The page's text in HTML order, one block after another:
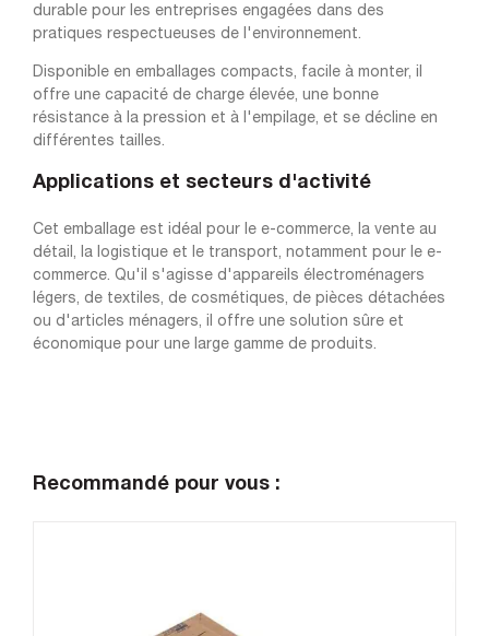
durable pour les entreprises engagées dans des
pratiques respectueuses de l'environnement.
Disponible en emballages compacts, facile à monter, il
offre une capacité de charge élevée, une bonne
résistance à la pression et à l'empilage, et se décline en
différentes tailles.
Applications et secteurs d'activité
Cet emballage est idéal pour le e-commerce, la vente au
détail, la logistique et le transport, notamment pour le e-
commerce. Qu'il s'agisse d'appareils électroménagers
légers, de textiles, de cosmétiques, de pièces détachées
ou d'articles ménagers, il offre une solution sûre et
économique pour une large gamme de produits.
Recommandé pour vous :